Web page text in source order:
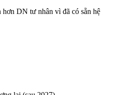
DN tư nhân vì đã có sẵn hệ